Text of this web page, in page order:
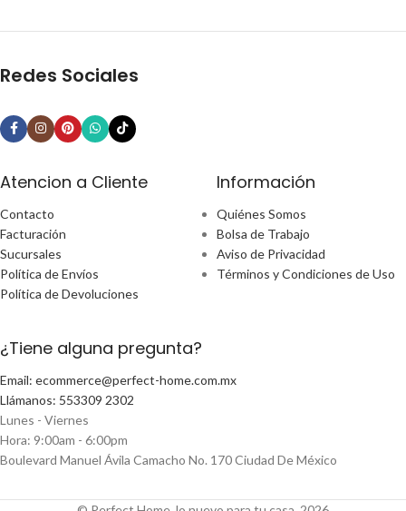
Redes Sociales
Atencion a Cliente
Contacto
Facturación
Sucursales
Política de Envíos
Política de Devoluciones
Información
Quiénes Somos
Bolsa de Trabajo
Aviso de Privacidad
Términos y Condiciones de Uso
¿Tiene alguna pregunta?
Email: ecommerce@perfect-home.com.mx
Llámanos: 553309 2302
Lunes - Viernes
Hora: 9:00am - 6:00pm
Boulevard Manuel Ávila Camacho No. 170 Ciudad De México